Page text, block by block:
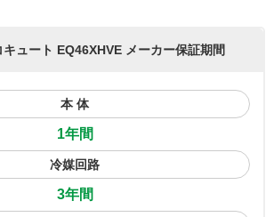
ュート EQ46XHVE メーカー保証期間
本 体
1年間
冷媒回路
3年間